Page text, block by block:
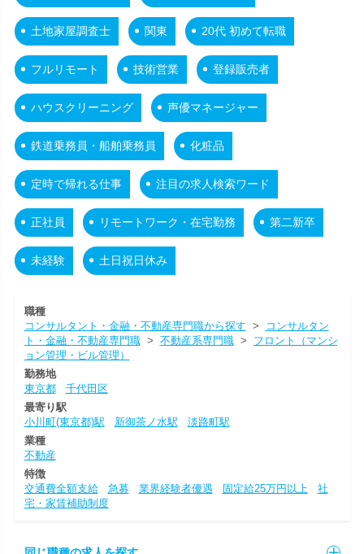
土地家屋調査士 関東 20代 初めて転職
フルリモート 技術営業 登録販売者
ハウスクリーニング 声優マネージャー
鉄道乗務員・船舶乗務員 化粧品
定時で帰れる仕事 注目の求人検索ワード
正社員 リモートワーク・在宅勤務 第二新卒
未経験 土日祝日休み
職種
コンサルタント・金融・不動産専門職から探す >
コンサルタン
ト・金融・不動産専門職> 不動産系専門職> フロント（マンシ
ョン管理・ビル管理）
勤務地
東京都
千代田区
最寄り駅
小川町(東京都)駅
新御茶ノ水駅
淡路町駅
業種
不動産
特徴
交通費全額支給
急募 業界経験者優遇 固定給25万円以上
社
宅・家賃補助制度